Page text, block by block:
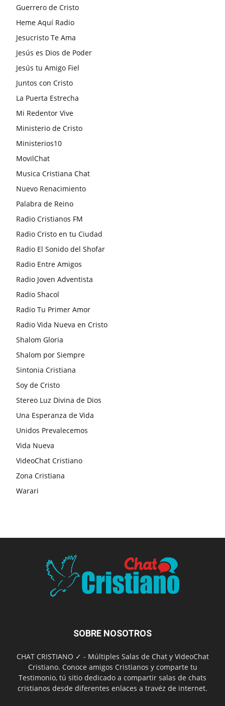
Guerrero de Cristo
Heme Aquí Radio
Jesucristo Te Ama
Jesús es Dios de Poder
Jesús tu Amigo Fiel
Juntos con Cristo
La Puerta Estrecha
Mi Redentor Vive
Ministerio de Cristo
Ministerios10
MovilChat
Musica Cristiana Chat
Nuevo Renacimiento
Palabra de Reino
Radio Cristianos FM
Radio Cristo en tu Ciudad
Radio El Sonido del Shofar
Radio Entre Amigos
Radio Joven Adventista
Radio Shacol
Radio Tu Primer Amor
Radio Vida Nueva en Cristo
Shalom Gloria
Shalom por Siempre
Sintonia Cristiana
Soy de Cristo
Stereo Luz Divina de Dios
Una Esperanza de Vida
Unidos Prevalecemos
Vida Nueva
VideoChat Cristiano
Zona Cristiana
Warari
SOBRE NOSOTROS
CHAT CRISTIANO ✓ - Múltiples Salas de Chat y VideoChat
Cristiano. Conoce amigos Cristianos y comparte tu
Testimonio, tú sitio dedicado a compartir salas de chats
cristianos desde diferentes enlaces a travéz de internet.